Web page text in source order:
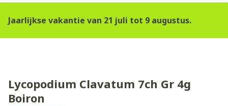
Jaarlijkse vakantie van 21 juli tot 9 augustus.
Lycopodium Clavatum 7ch Gr 4g
Boiron